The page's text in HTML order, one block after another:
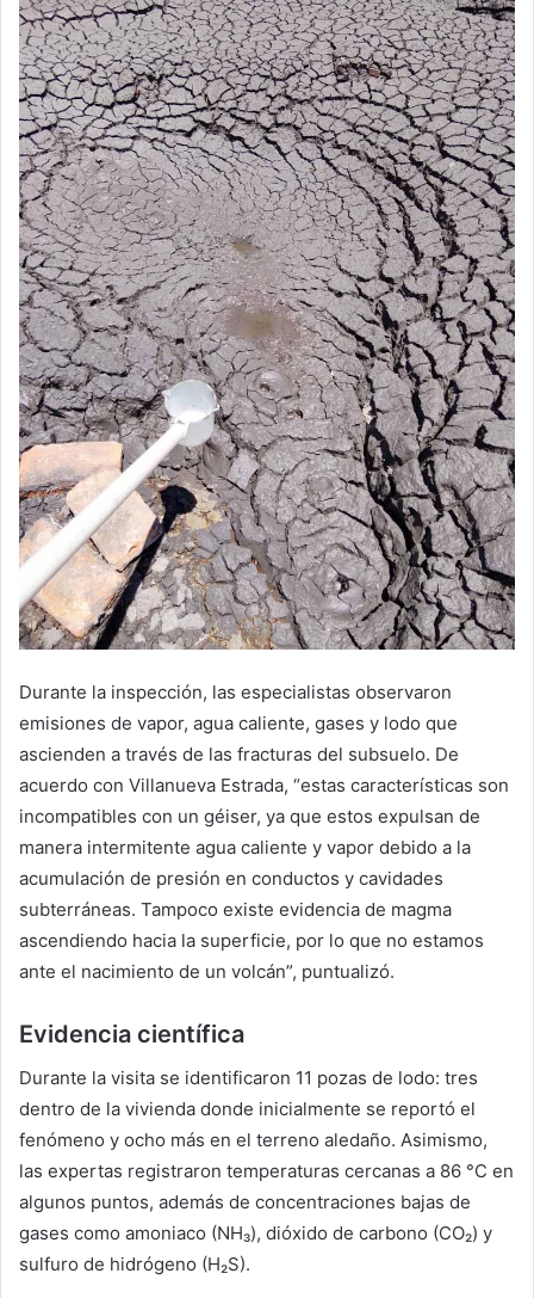
Durante la inspección, las especialistas observaron
emisiones de vapor, agua caliente, gases y lodo que
ascienden a través de las fracturas del subsuelo. De
acuerdo con Villanueva Estrada, “estas características son
incompatibles con un géiser, ya que estos expulsan de
manera intermitente agua caliente y vapor debido a la
acumulación de presión en conductos y cavidades
subterráneas. Tampoco existe evidencia de magma
ascendiendo hacia la superficie, por lo que no estamos
ante el nacimiento de un volcán”, puntualizó.
Evidencia científica
Durante la visita se identificaron 11 pozas de lodo: tres
dentro de la vivienda donde inicialmente se reportó el
fenómeno y ocho más en el terreno aledaño. Asimismo,
las expertas registraron temperaturas cercanas a 86 °C en
algunos puntos, además de concentraciones bajas de
gases como amoniaco (NH₃), dióxido de carbono (CO₂) y
sulfuro de hidrógeno (H₂S).